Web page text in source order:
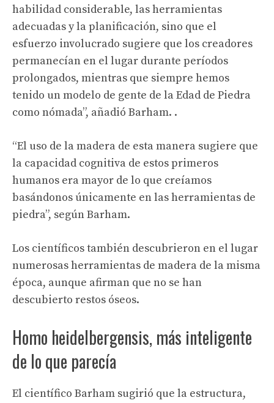
habilidad considerable, las herramientas
adecuadas y la planificación, sino que el
esfuerzo involucrado sugiere que los creadores
permanecían en el lugar durante períodos
prolongados, mientras que siempre hemos
tenido un modelo de gente de la Edad de Piedra
como nómada”, añadió Barham. .
“El uso de la madera de esta manera sugiere que
la capacidad cognitiva de estos primeros
humanos era mayor de lo que creíamos
basándonos únicamente en las herramientas de
piedra”, según Barham.
Los científicos también descubrieron en el lugar
numerosas herramientas de madera de la misma
época, aunque afirman que no se han
descubierto restos óseos.
Homo heidelbergensis, más inteligente
de lo que parecía
El científico Barham sugirió que la estructura,